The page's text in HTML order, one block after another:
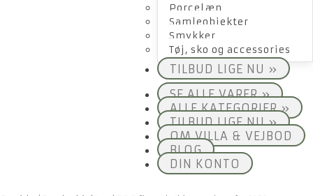
Porcelæn
Samleobjekter
Smykker
Tøj, sko og accessories
TILBUD LIGE NU »
SE ALLE VARER »
ALLE KATEGORIER »
TILBUD LIGE NU »
OM VILLA & VEJBOD
BLOG
DIN KONTO